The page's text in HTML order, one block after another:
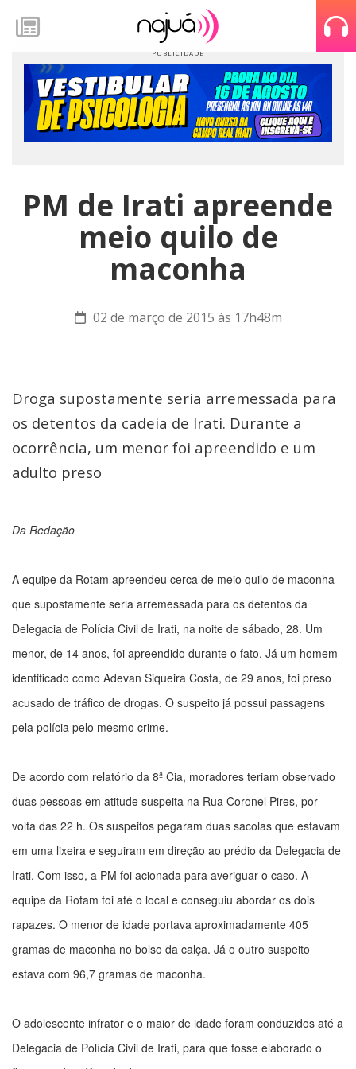
PM de Irati apreende
meio quilo de
maconha
02 de março de 2015 às 17h48m
Droga supostamente seria arremessada para
os detentos da cadeia de Irati. Durante a
ocorrência, um menor foi apreendido e um
adulto preso
Da Redação
A equipe da Rotam apreendeu cerca de meio quilo de maconha
que supostamente seria arremessada para os detentos da
Delegacia de Polícia Civil de Irati, na noite de sábado, 28. Um
menor, de 14 anos, foi apreendido durante o fato. Já um homem
identificado como Adevan Siqueira Costa, de 29 anos, foi preso
acusado de tráfico de drogas. O suspeito já possui passagens
pela polícia pelo mesmo crime.
De acordo com relatório da 8ª Cia, moradores teriam observado
duas pessoas em atitude suspeita na Rua Coronel Pires, por
volta das 22 h. Os suspeitos pegaram duas sacolas que estavam
em uma lixeira e seguiram em direção ao prédio da Delegacia de
Irati. Com isso, a PM foi acionada para averiguar o caso. A
equipe da Rotam foi até o local e conseguiu abordar os dois
rapazes. O menor de idade portava aproximadamente 405
gramas de maconha no bolso da calça. Já o outro suspeito
estava com 96,7 gramas de maconha.
O adolescente infrator e o maior de idade foram conduzidos até a
Delegacia de Polícia Civil de Irati, para que fosse elaborado o